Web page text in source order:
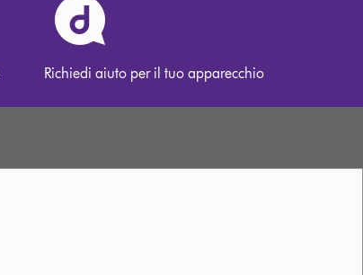
Richiedi aiuto per il tuo apparecchio